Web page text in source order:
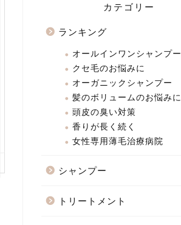
カテゴリー
ランキング
オールインワンシャンプー
クセ毛のお悩みに
オーガニックシャンプー
髪のボリュームのお悩みに
頭皮の臭い対策
香りが長く続く
女性専用薄毛治療病院
シャンプー
トリートメント